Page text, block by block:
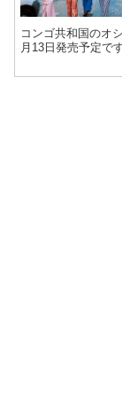
コンゴ共和国のオ
月13日発売予定です